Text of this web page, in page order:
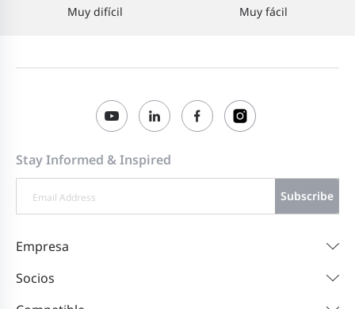
Muy difícil
Muy fácil
Stay Informed & Inspired
Subscribe
Empresa
Socios